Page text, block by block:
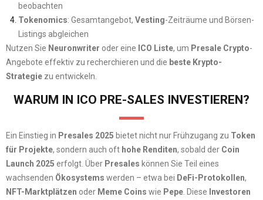
beobachten
Tokenomics: Gesamtangebot, Vesting-Zeiträume und Börsen-
Listings abgleichen
Nutzen Sie Neuronwriter oder eine ICO Liste, um Presale Crypto-
Angebote effektiv zu recherchieren und die beste Krypto-
Strategie zu entwickeln.
WARUM IN ICO PRE-SALES INVESTIEREN?
Ein Einstieg in Presales 2025 bietet nicht nur Frühzugang zu Token
für Projekte, sondern auch oft hohe Renditen, sobald der Coin
Launch 2025 erfolgt. Über Presales können Sie Teil eines
wachsenden Ökosystems werden – etwa bei DeFi-Protokollen,
NFT-Marktplätzen oder Meme Coins wie Pepe . Diese Investoren